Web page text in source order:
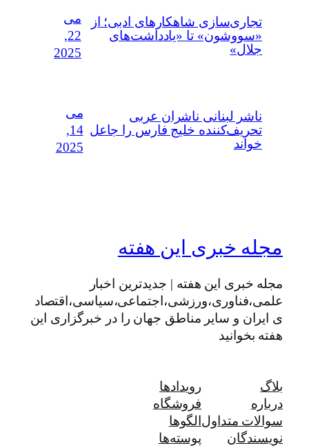
تجاری‌سازی شاهکارهای ادبی؛ از
«سووشون» تا «یادداشت‌های
جلال»
می
22,
2025
ناشر لبنانی ناشران عربی
تحریف‌کننده خلیج فارس را جاعل
خواند
می
14,
2025
مجله خبری این هفته
مجله خبری این هفته | جدیدترین اخبار
علمی،فناوری،ورزشی،اجتماعی،سیاسی،اقتصاد
ی ایران و سایر مناطق جهان را در خبرگزاری این
هفته بخوانید
بلاگ
درباره
سوالات متداول
نویسندگان
رویدادها
فروشگاه
الگوها
پوسته‌ها